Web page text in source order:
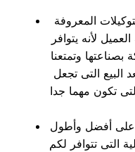
المعروفة
لأنه يتوافر
وتمتعنا
البيع التى تجعل
تكون مهما جدا
على أفضل وأطول
التى تتوافر لكم